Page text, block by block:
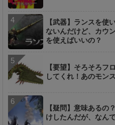
【武器】ランスを使
ないんだけど、カウ
を使えばいいの？
【要望】そろそろフ
してくれ！あのモン
【疑問】意味あるの
けしたんだが、なん